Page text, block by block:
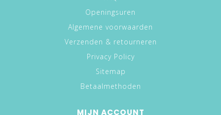
Openingsuren
Algemene voorwaarden
Verzenden & retourneren
Privacy Policy
Sitemap
Betaalmethoden
MIJN ACCOUNT